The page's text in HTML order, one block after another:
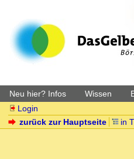
Neu hier? Infos Wissen
Login
zurück zur Hauptseite
in